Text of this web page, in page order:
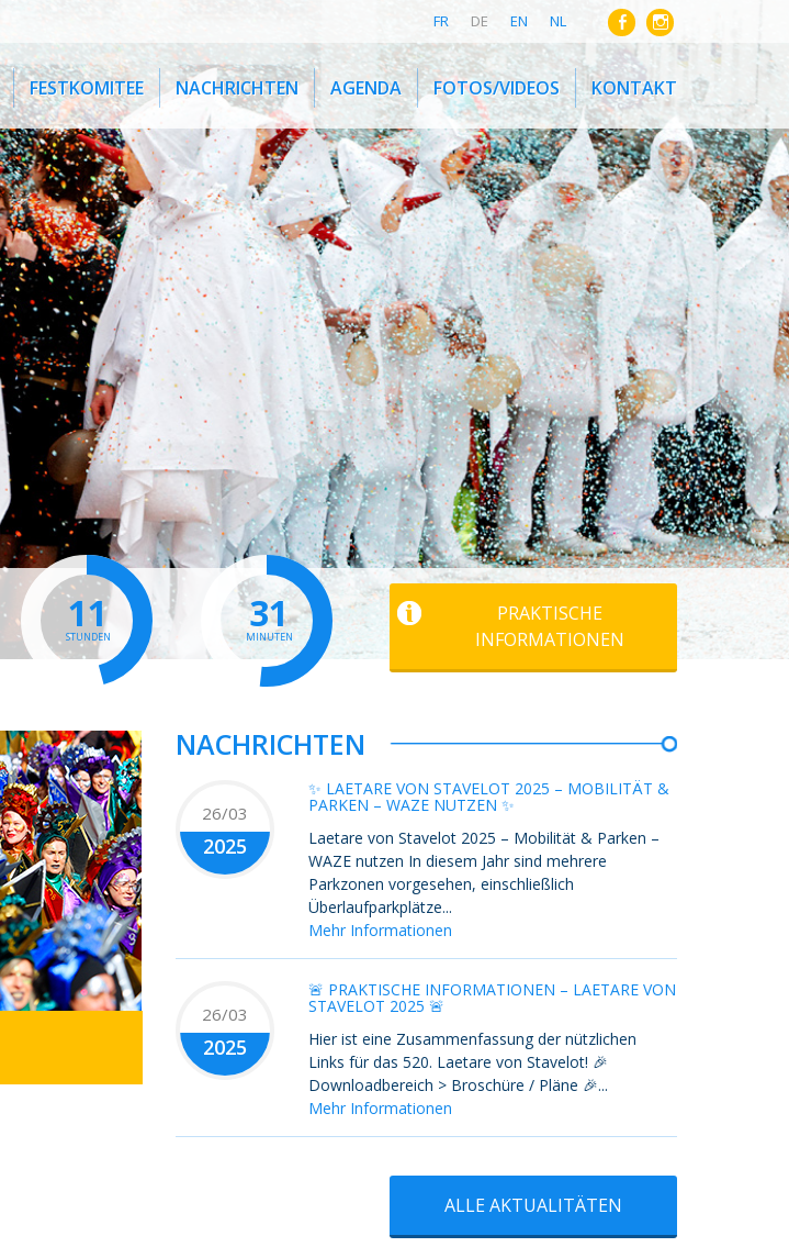
FR DE EN NL
FESTKOMITEE NACHRICHTEN AGENDA FOTOS/VIDEOS KONTAKT
11
STUNDEN
31
MINUTEN
PRAKTISCHE
INFORMATIONEN
NACHRICHTEN
26/03
2025
✨ LAETARE VON STAVELOT 2025 – MOBILITÄT &
PARKEN – WAZE NUTZEN ✨
Laetare von Stavelot 2025 – Mobilität & Parken –
WAZE nutzen In diesem Jahr sind mehrere
Parkzonen vorgesehen, einschließlich
Überlaufparkplätze...
Mehr Informationen
26/03
2025
🚨 PRAKTISCHE INFORMATIONEN – LAETARE VON
STAVELOT 2025 🚨
Hier ist eine Zusammenfassung der nützlichen
Links für das 520. Laetare von Stavelot! 🎉
Downloadbereich > Broschüre / Pläne 🎉...
Mehr Informationen
ALLE AKTUALITÄTEN